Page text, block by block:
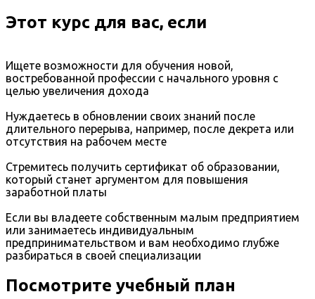
Этот курс для вас, если
Ищете возможности для обучения новой,
востребованной профессии с начального уровня с
целью увеличения дохода
Нуждаетесь в обновлении своих знаний после
длительного перерыва, например, после декрета или
отсутствия на рабочем месте
Стремитесь получить сертификат об образовании,
который станет аргументом для повышения
заработной платы
Если вы владеете собственным малым предприятием
или занимаетесь индивидуальным
предпринимательством и вам необходимо глубже
разбираться в своей специализации
Посмотрите учебный план